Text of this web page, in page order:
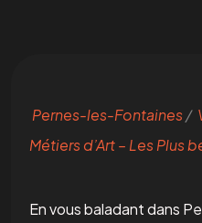
Pernes-les-Fontaines/
Métiers d’Art – Les Plus
En vous baladant dans